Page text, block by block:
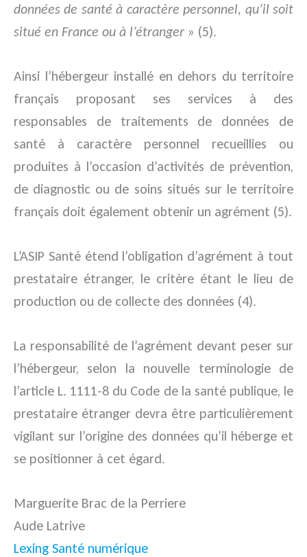
données de santé à caractère personnel, qu’il soit
situé en France ou à l’étranger » (5).
Ainsi l’hébergeur installé en dehors du territoire
français proposant ses services à des
responsables de traitements de données de
santé à caractère personnel recueillies ou
produites à l’occasion d’activités de prévention,
de diagnostic ou de soins situés sur le territoire
français doit également obtenir un agrément (5).
L’ASIP Santé étend l’obligation d’agrément à tout
prestataire étranger, le critère étant le lieu de
production ou de collecte des données (4).
La responsabilité de l’agrément devant peser sur
l’hébergeur, selon la nouvelle terminologie de
l’article L. 1111-8 du Code de la santé publique, le
prestataire étranger devra être particulièrement
vigilant sur l’origine des données qu’il héberge et
se positionner à cet égard.
Marguerite Brac de la Perriere
Aude Latrive
Lexing Santé numérique